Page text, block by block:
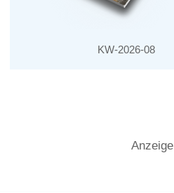
KW-2026-08
Anzeige